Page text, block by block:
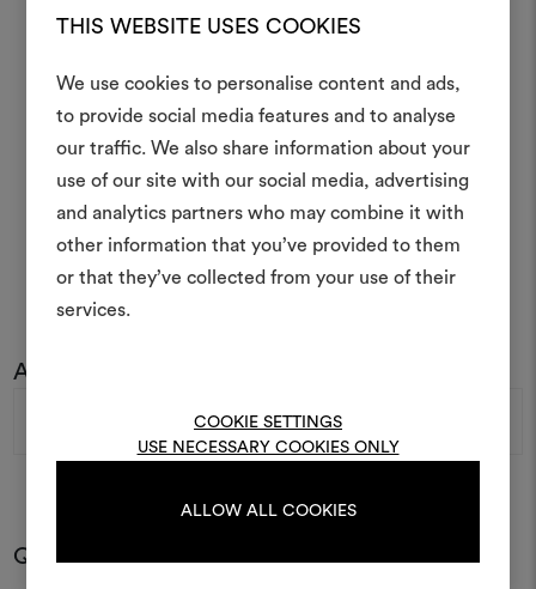
THIS WEBSITE USES COOKIES
We use cookies to personalise content and ads,
to provide social media features and to analyse
our traffic. We also share information about your
use of our site with our social media, advertising
and analytics partners who may combine it with
other information that you’ve provided to them
or that they’ve collected from your use of their
services.
COOKIE SETTINGS
USE NECESSARY COOKIES ONLY
ALLOW ALL COOKIES
Moodboard
Adamo & Eva 182
Abonnez-vous à notre newsletter
Questions les plus fréquentes
Créer
Un instrument interactif
à vos idées et les partager,
des matériaux et des